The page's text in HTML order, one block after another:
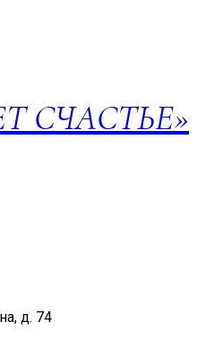
СЧАСТЬЕ»
д. 74